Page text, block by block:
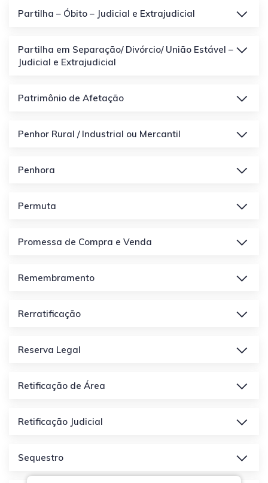
Partilha – Óbito – Judicial e Extrajudicial
Partilha em Separação/ Divórcio/ União Estável –
Judicial e Extrajudicial
Patrimônio de Afetação
Penhor Rural / Industrial ou Mercantil
Penhora
Permuta
Promessa de Compra e Venda
Remembramento
Rerratificação
Reserva Legal
Retificação de Área
Retificação Judicial
Sequestro